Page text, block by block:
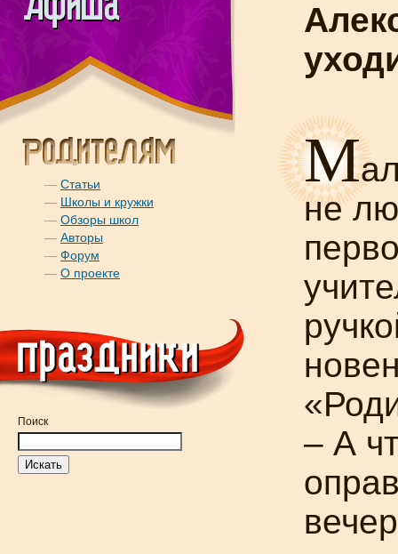
— Статьи
— Школы и кружки
— Обзоры школ
— Авторы
— Форум
— О проекте
Поиск
М
не
– А